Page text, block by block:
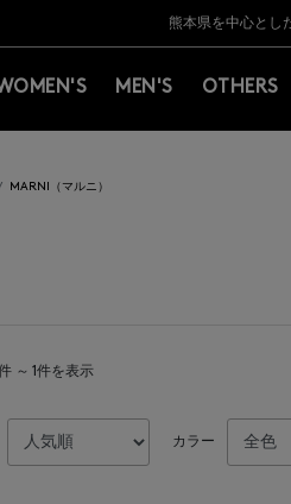
客様も対象！＜MY BARNEYS＞会員のお
【夏季休業に伴う返
熊本県を中心とし
【開催中】
客様も対象！＜MY BARNEYS＞会員のお
【夏季休業に伴う返
MEN'S OTHERS
MARNI（マルニ）
～ 1件を表示
カラー